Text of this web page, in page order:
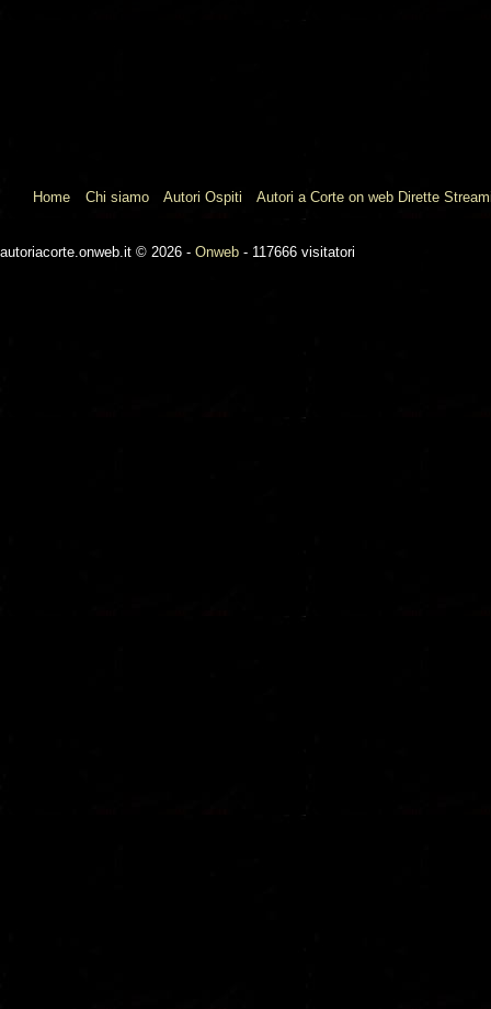
Home Chi siamo Autori Ospiti Autori a Corte on web Dirette
autoriacorte.onweb.it © 2026 - Onweb - 117666 visitatori